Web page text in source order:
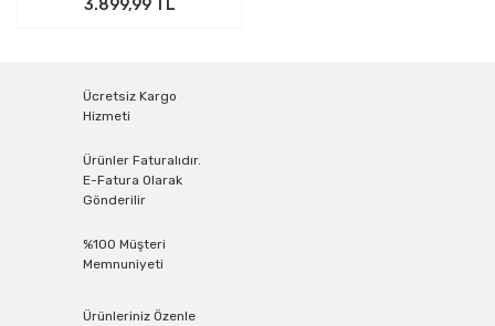
3.899,99 TL
Ücretsiz Kargo
Hizmeti
Ürünler Faturalıdır.
E-Fatura Olarak
Gönderilir
%100 Müşteri
Memnuniyeti
Ürünleriniz Özenle